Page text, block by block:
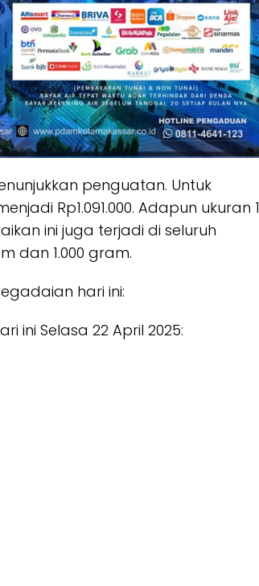
penguatan. Untuk
Rp1.091.000. Adapun ukuran 1
ini juga terjadi di seluruh
dan 1.000 gram.
hari ini:
ini Selasa 22 April 2025: